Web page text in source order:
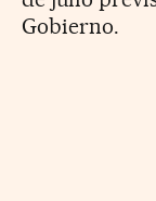
Gobierno.